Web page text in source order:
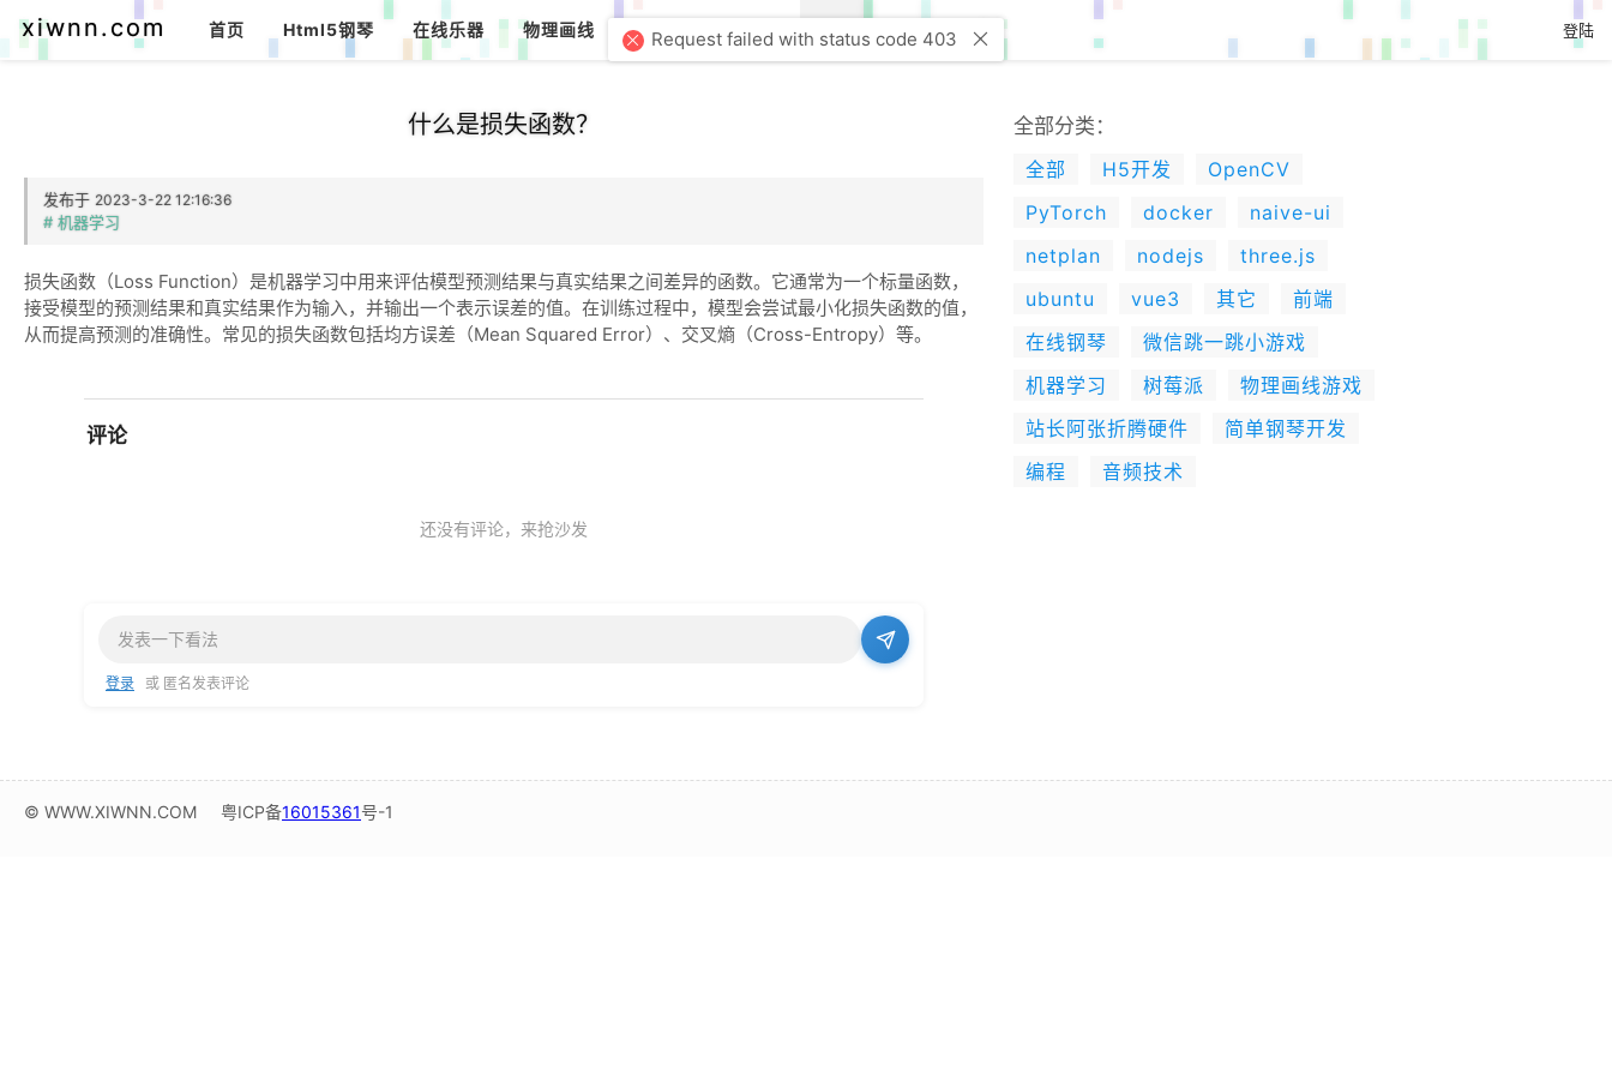
xiwnn.com 首页 Html5钢琴 在线乐器 物理画线 调音器 节拍器 文章 关于我 登陆
什么是损失函数？
发布于 2023-3-22 12:16:36
# 机器学习
损失函数（Loss Function）是机器学习中用来评估模型预测结果与真实结果之间差异的函数。它通常为一个标量函数，
接受模型的预测结果和真实结果作为输入，并输出一个表示误差的值。在训练过程中，模型会尝试最小化损失函数的值，
从而提高预测的准确性。常见的损失函数包括均方误差（Mean Squared Error）、交叉熵（Cross-Entropy）等。
评论
还没有评论，来抢沙发
登录 或 匿名发表评论
全部分类：
全部
H5开发
OpenCV
PyTorch
docker
naive-ui
netplan
nodejs
three.js
ubuntu
vue3 其它
前端
在线钢琴
微信跳一跳小游戏
机器学习
树莓派
物理画线游戏
站长阿张折腾硬件
简单钢琴开发
编程
音频技术
© WWW.XIWNN.COM 粤ICP备16015361号-1